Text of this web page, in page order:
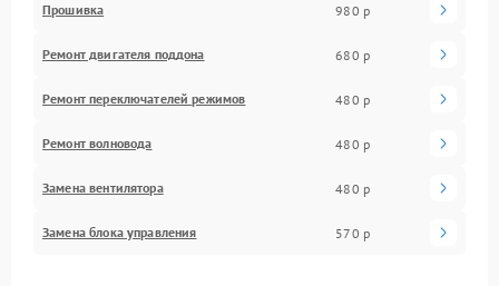
Прошивка 980 р
Ремонт двигателя поддона 680 р
Ремонт переключателей режимов 480 р
Ремонт волновода 480 р
Замена вентилятора 480 р
Замена блока управления 570 р